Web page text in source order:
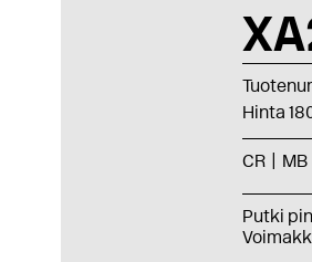
Hinta
CR MB
Putki